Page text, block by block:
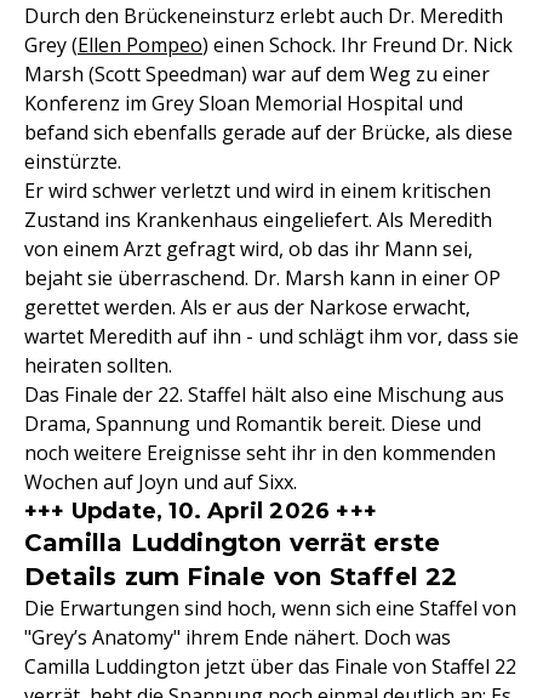
Durch den Brückeneinsturz erlebt auch Dr. Meredith
Grey (Ellen Pompeo) einen Schock. Ihr Freund Dr. Nick
Marsh (Scott Speedman) war auf dem Weg zu einer
Konferenz im Grey Sloan Memorial Hospital und
befand sich ebenfalls gerade auf der Brücke, als diese
einstürzte.
Er wird schwer verletzt und wird in einem kritischen
Zustand ins Krankenhaus eingeliefert. Als Meredith
von einem Arzt gefragt wird, ob das ihr Mann sei,
bejaht sie überraschend. Dr. Marsh kann in einer OP
gerettet werden. Als er aus der Narkose erwacht,
wartet Meredith auf ihn - und schlägt ihm vor, dass sie
heiraten sollten.
Das Finale der 22. Staffel hält also eine Mischung aus
Drama, Spannung und Romantik bereit. Diese und
noch weitere Ereignisse seht ihr in den kommenden
Wochen auf Joyn und auf Sixx.
+++ Update, 10. April 2026 +++
Camilla Luddington verrät erste
Details zum Finale von Staffel 22
Die Erwartungen sind hoch, wenn sich eine Staffel von
"Grey’s Anatomy" ihrem Ende nähert. Doch was
Camilla Luddington jetzt über das Finale von Staffel 22